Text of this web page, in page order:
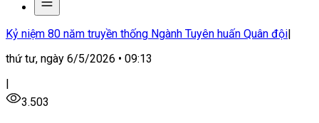
Kỷ niệm 80 năm truyền thống Ngành Tuyên huấn Quân đội|
thứ tư, ngày 6/5/2026 • 09:13
|
3.503